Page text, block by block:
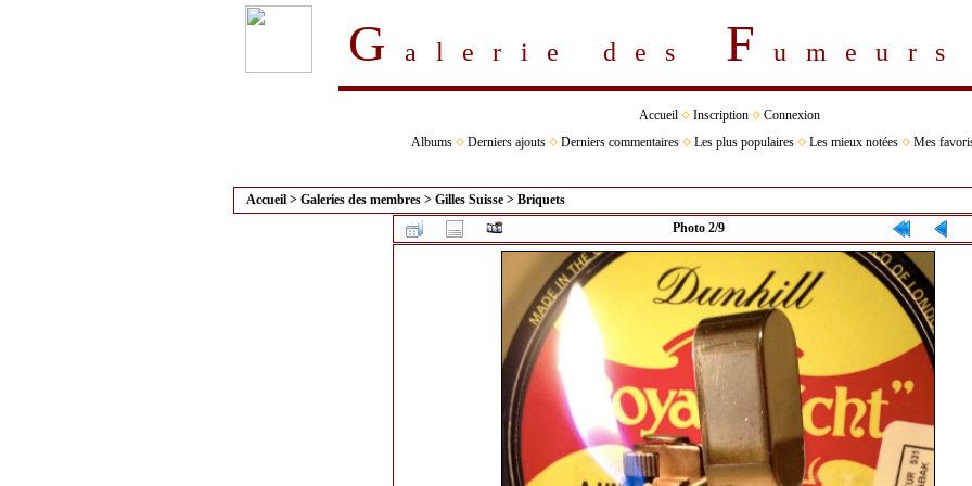
Galerie des F
Accueil Inscription
Connexion
Albums
Derniers ajouts Derniers commentaires Les plus populaires Les mieux notées Mes
Accueil > Galeries des membres > Gilles Suisse > Briquets
Photo 2/9